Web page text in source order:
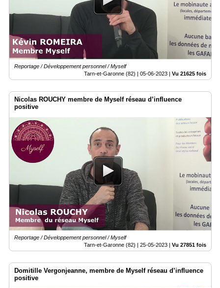
Reportage / Développement personnel / Myself
Tarn-et-Garonne (82) | 05-06-2023 | Vu 21625 fois
Nicolas ROUCHY membre de Myself réseau d’influence
positive
Reportage / Développement personnel / Myself
Tarn-et-Garonne (82) | 25-05-2023 Vu 27851 fois
Domitille Vergonjeanne, membre de Myself réseau d’influence
positive